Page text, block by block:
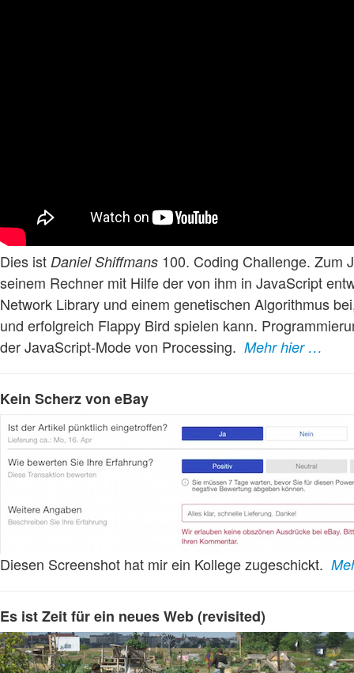
Dies ist Daniel Shiffmans 100. Coding Challenge. Zum
seinem Rechner mit Hilfe der von ihm in JavaScript
Network Library und einem genetischen Algorithmus
und erfolgreich Flappy Bird spielen kann.
der JavaScript-Mode von Processing. Mehr hier …
Kein Scherz von eBay
Diesen Screenshot hat mir ein Kollege zugeschickt.
Es ist Zeit für ein neues Web (revisited)